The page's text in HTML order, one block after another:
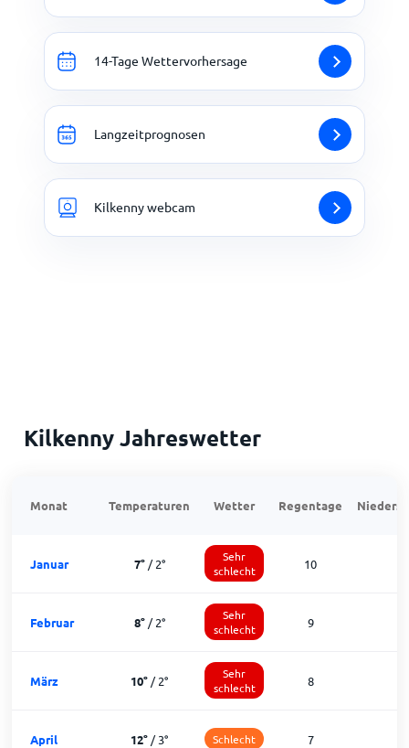
14-Tage Wettervorhersage
Langzeitprognosen
Kilkenny webcam
Kilkenny Jahreswetter
Monat Temperaturen Wetter Regentage
Januar 7°/2°
Sehr
schlecht
10
Februar 8°/2°
Sehr
schlecht
9
März 10° /2°
Sehr
schlecht
8
April 12° /3° Schlecht 7